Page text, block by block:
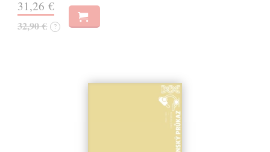
31,26 €
32,90 € ?